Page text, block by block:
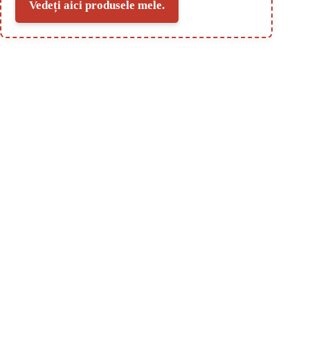
Vedeți aici produsele mele.